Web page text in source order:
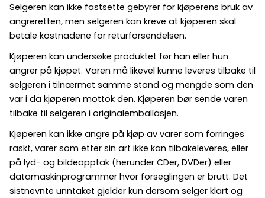
Selgeren kan ikke fastsette gebyrer for kjøperens bruk av
angreretten, men selgeren kan kreve at kjøperen skal
betale kostnadene for returforsendelsen.
Kjøperen kan undersøke produktet før han eller hun
angrer på kjøpet. Varen må likevel kunne leveres tilbake til
selgeren i tilnærmet samme stand og mengde som den
var i da kjøperen mottok den. Kjøperen bør sende varen
tilbake til selgeren i originalemballasjen.
Kjøperen kan ikke angre på kjøp av varer som forringes
raskt, varer som etter sin art ikke kan tilbakeleveres, eller
på lyd- og bildeopptak (herunder CDer, DVDer) eller
datamaskinprogrammer hvor forseglingen er brutt. Det
sistnevnte unntaket gjelder kun dersom selger klart og